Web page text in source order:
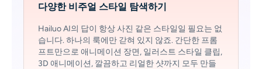
다양한 비주얼 스타일 탐색하기
Hailuo AI의 답이 항상 사진 같은 스타일일 필요는 없
습니다. 하나의 룩에만 갇혀 있지 않죠. 간단한 프롬
프트만으로 애니메이션 장면, 일러스트 스타일 클립,
3D 애니메이션, 깔끔하고 리얼한 샷까지 모두 만들